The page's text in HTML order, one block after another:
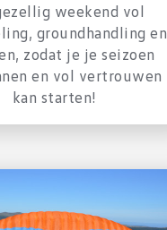
weekend vol
groundhandling en
zodat je je seizoen
en vol vertrouwen
kan starten!